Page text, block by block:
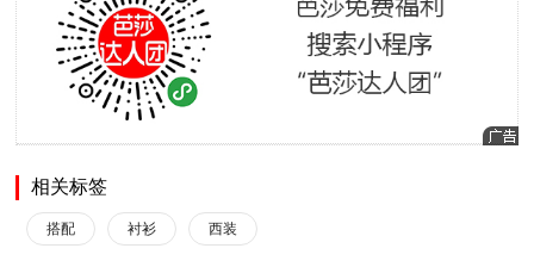
相关标签
搭配 衬衫 西装